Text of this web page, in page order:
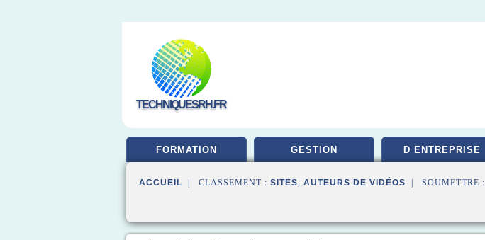
TECHNIQUESRH.FR
FORMATION GESTION D ENTREPRISE
ACCUEIL | CLASSEMENT : SITES, AUTEURS DE VIDÉOS | SOUMETTRE :